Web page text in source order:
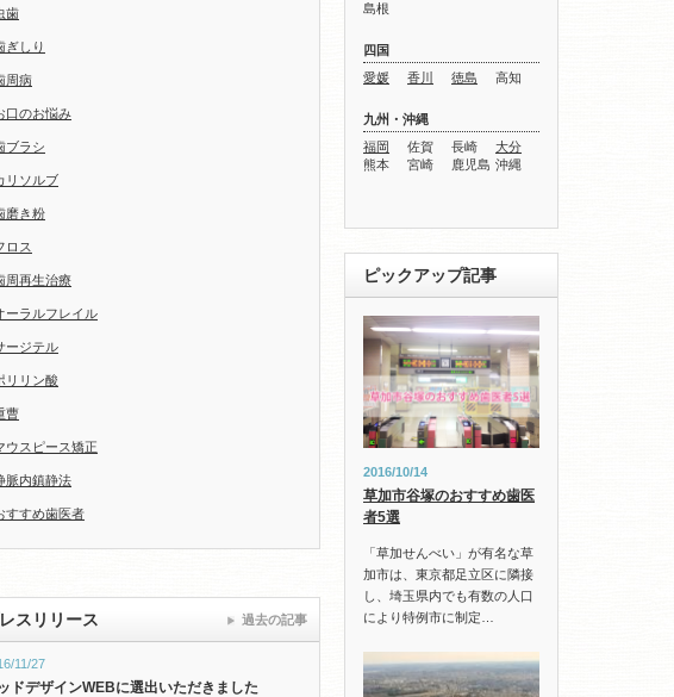
歯
ぎしり
周病
口のお悩み
ブラシ
リソルブ
磨き粉
ロス
周再生治療
ーラルフレイル
ージテル
リリン酸
曹
ウスピース矯正
脈内鎮静法
すすめ歯医者
スリリース
11/27
ドデザインWEBに選出いただきました
過去の記事
島根
四国
愛媛
香川 徳島 高知
九州・沖縄
福岡
佐賀 長崎
大分
熊本
宮崎 鹿児島 沖縄
ピックアップ記事
2016/10/14
草加市谷塚のおすすめ歯医
者5選
「草加せんべい」が有名な草
加市は、東京都足立区に隣接
し、埼玉県内でも有数の人口
により特例市に制定…